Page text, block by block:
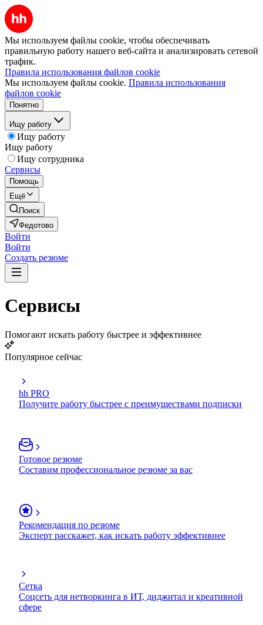
Мы используем файлы cookie, чтобы обеспечивать
правильную работу нашего веб-сайта и анализировать сетевой
трафик.
Правила использования файлов cookie
Мы используем файлы cookie. Правила использования
файлов cookie
Понятно
Ищу работу
Ищу работу
Ищу работу
Ищу сотрудника
Сервисы
Помощь
Ещё
Поиск
Федотово
Войти
Войти
Создать резюме
Сервисы
Помогают искать работу быстрее и эффективнее
Популярное сейчас
hh PRO
Получите работу быстрее с преимуществами подписки
Готовое резюме
Составим профессиональное резюме за вас
Рекомендация по резюме
Эксперт расскажет, как искать работу эффективнее
Сетка
Соцсеть для нетворкинга в ИТ, диджитал и креативной
сфере